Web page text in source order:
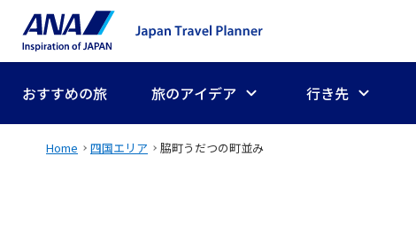
おすすめの旅 旅のアイデア 行き先
Home 四国エリア 脇町うだつの町並み